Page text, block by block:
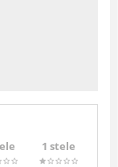
1 stele